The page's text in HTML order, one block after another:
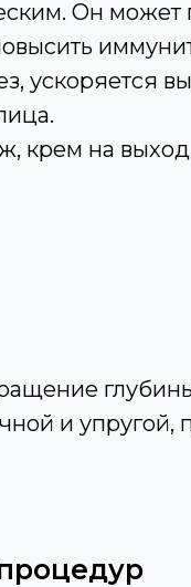
Он
ускоряется
крем на
и